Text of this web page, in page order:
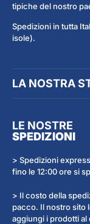
tipiche del nostro
Spedizioni in tutta
isole).
LA NOSTRA
LE NOSTRE
SPEDIZIONI
> Spedizioni
fino le 12:00 ore si
> Il costo della
pacco. Il nostro sito
aggiungi i prodotti al